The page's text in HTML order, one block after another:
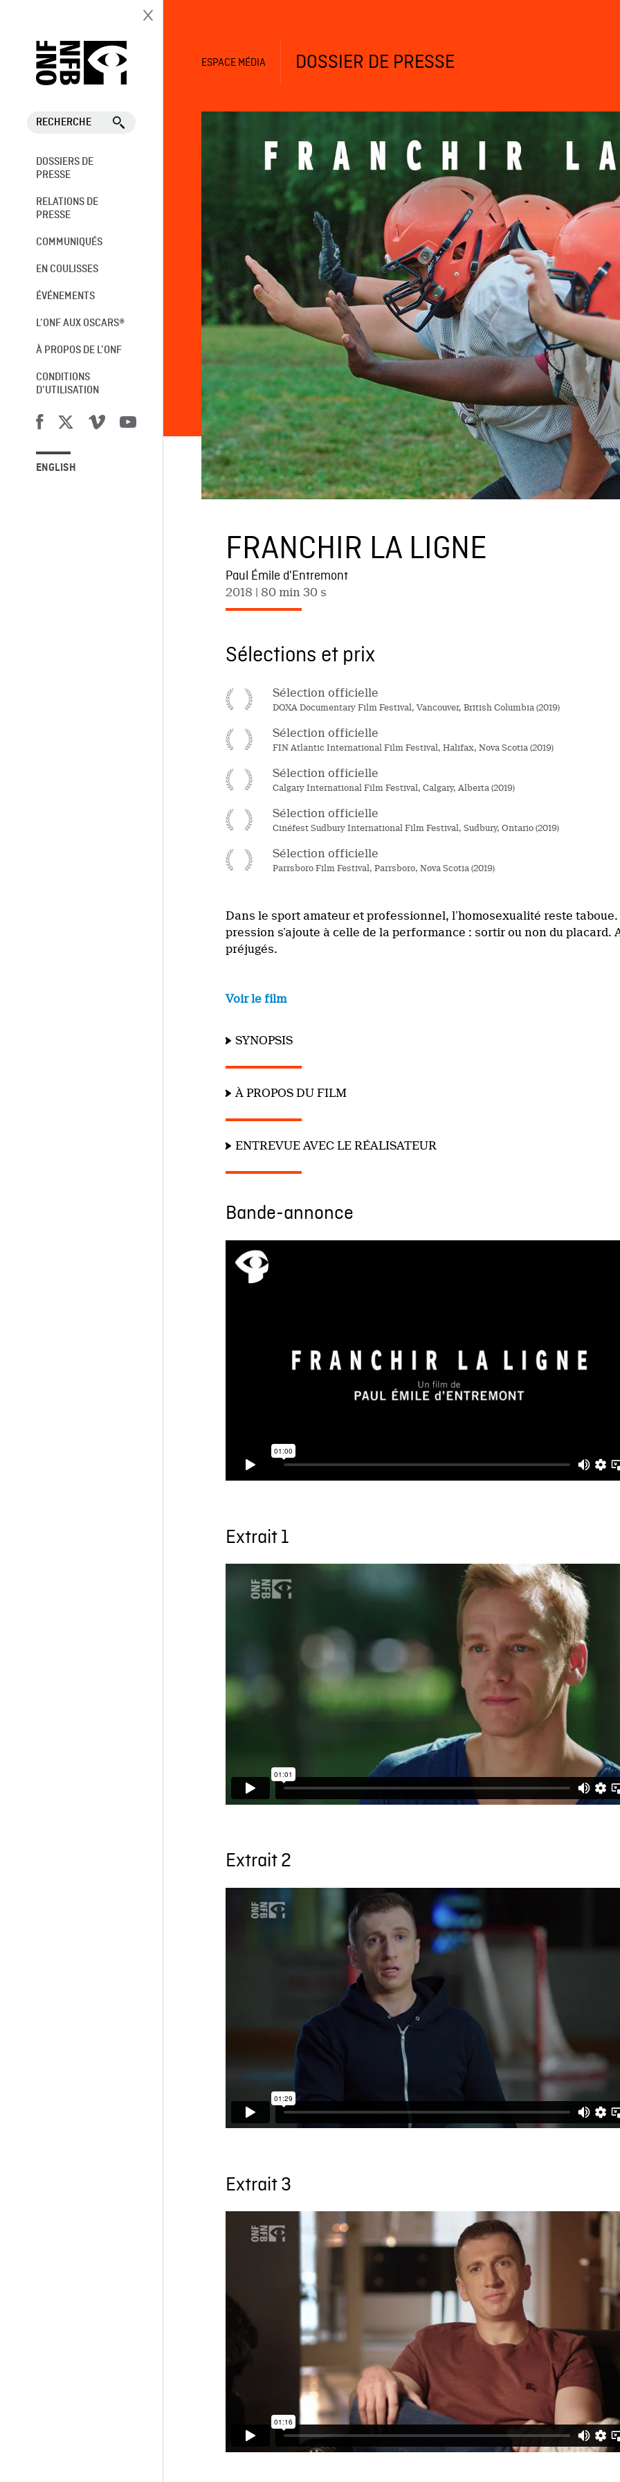
RECHERCHE
DOSSIERS DE
PRESSE
RELATIONS DE
PRESSE
COMMUNIQUÉS
EN COULISSES
ÉVÉNEMENTS
L’ONF AUX OSCARS®
À PROPOS DE L’ONF
CONDITIONS
D’UTILISATION
ENGLISH
ESPACE MÉDIA DOSSIER DE PRESSE
FRANCHIR LA LIGNE
Paul Émile d'Entremont
2018 | 80 min 30 s
Sélections et prix
Sélection officielle
DOXA Documentary Film Festival, Vancouver, British Columbia (2019)
Sélection officielle
FIN Atlantic International Film Festival, Halifax, Nova Scotia (2019)
Sélection officielle
Calgary International Film Festival, Calgary, Alberta (2019)
Sélection officielle
Cinéfest Sudbury International Film Festival, Sudbury, Ontario (2019)
Sélection officielle
Parrsboro Film Festival, Parrsboro, Nova Scotia (2019)
Dans le sport amateur et professionnel, l’homosexualité reste
pression s’ajoute à celle de la performance : sortir ou non du
préjugés.
Voir le film
SYNOPSIS
À PROPOS DU FILM
ENTREVUE AVEC LE RÉALISATEUR
Bande-annonce
Extrait 1
Extrait 2
Extrait 3